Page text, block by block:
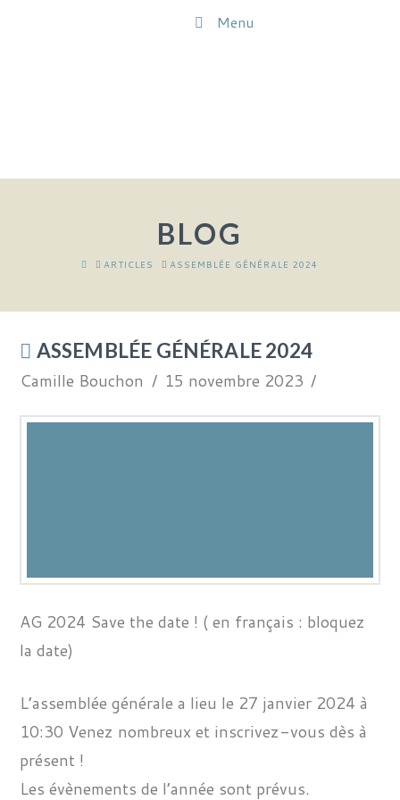
Menu
BLOG
HOME
ARTICLES ASSEMBLÉE GÉNÉRALE 2024
ASSEMBLÉE GÉNÉRALE 2024
Camille Bouchon 15 novembre 2023
AG 2024 Save the date ! ( en français : bloquez
la date)
L’assemblée générale a lieu le 27 janvier 2024 à
10:30 Venez nombreux et inscrivez-vous dès à
présent !
Les évènements de l’année sont prévus.